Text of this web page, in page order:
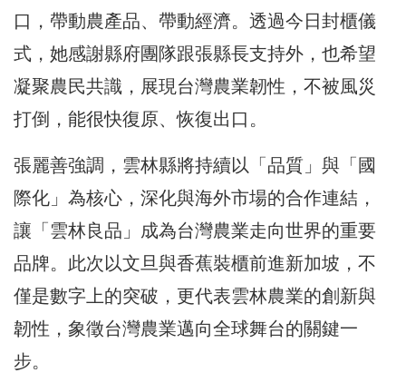
口，帶動農產品、帶動經濟。透過今日封櫃儀
式，她感謝縣府團隊跟張縣長支持外，也希望
凝聚農民共識，展現台灣農業韌性，不被風災
打倒，能很快復原、恢復出口。
張麗善強調，雲林縣將持續以「品質」與「國
際化」為核心，深化與海外市場的合作連結，
讓「雲林良品」成為台灣農業走向世界的重要
品牌。此次以文旦與香蕉裝櫃前進新加坡，不
僅是數字上的突破，更代表雲林農業的創新與
韌性，象徵台灣農業邁向全球舞台的關鍵一
步。